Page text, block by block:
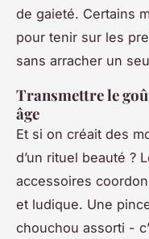
de gaieté. Certains
pour tenir sur les
sans arracher un
Transmettre le
âge
Et si on créait des
d’un rituel beauté ?
accessoires
et ludique. Une
chouchou assorti -